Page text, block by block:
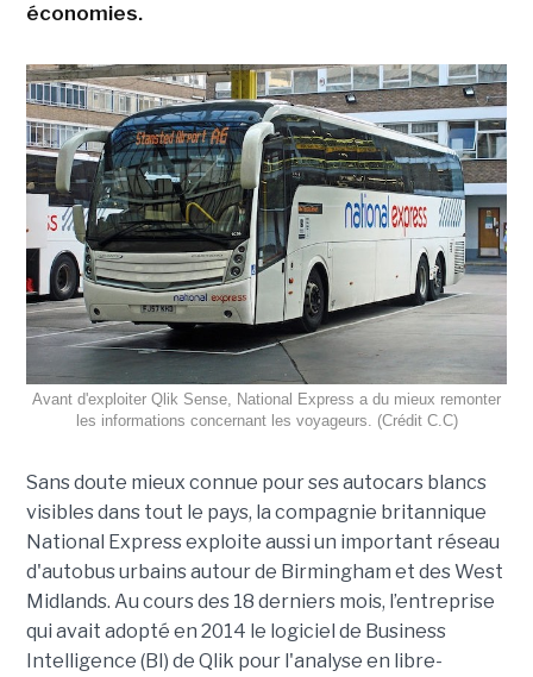
économies.
Avant d'exploiter Qlik Sense, National Express a du mieux remonter
les informations concernant les voyageurs. (Crédit C.C)
Sans doute mieux connue pour ses autocars blancs
visibles dans tout le pays, la compagnie britannique
National Express exploite aussi un important réseau
d'autobus urbains autour de Birmingham et des West
Midlands. Au cours des 18 derniers mois, l’entreprise
qui avait adopté en 2014 le logiciel de Business
Intelligence (BI) de Qlik pour l'analyse en libre-